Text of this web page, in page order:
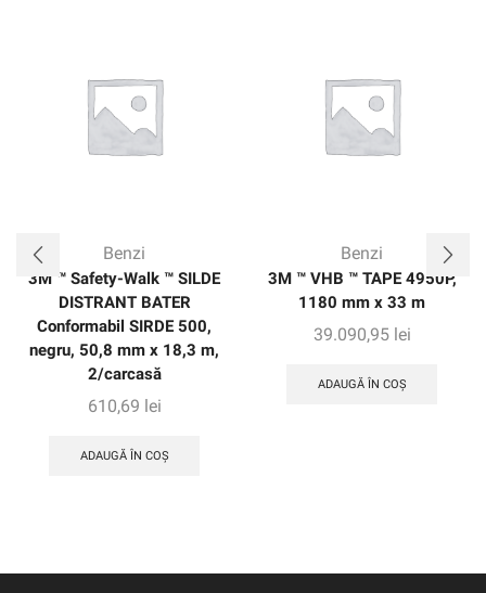
Benzi
3M ™ Safety-Walk ™ SILDE
DISTRANT BATER
Conformabil SIRDE 500,
negru, 50,8 mm x 18,3 m,
2/carcasă
610,69 lei
ADAUGĂ ÎN COȘ
Benzi
3M ™ VHB ™ TAPE 4950P,
1180 mm x 33 m
39.090,95 lei
ADAUGĂ ÎN COȘ